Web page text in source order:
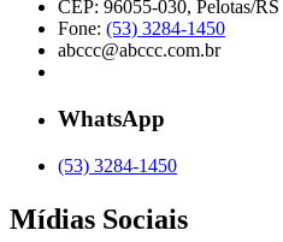
CEP: 96055-030, Pelotas/RS
Fone: (53) 3284-1450
abccc@abccc.com.br
WhatsApp
(53) 3284-1450
Mídias Sociais